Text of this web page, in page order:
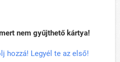
nem gyűjthető kártya!
hozzá! Legyél te az első!